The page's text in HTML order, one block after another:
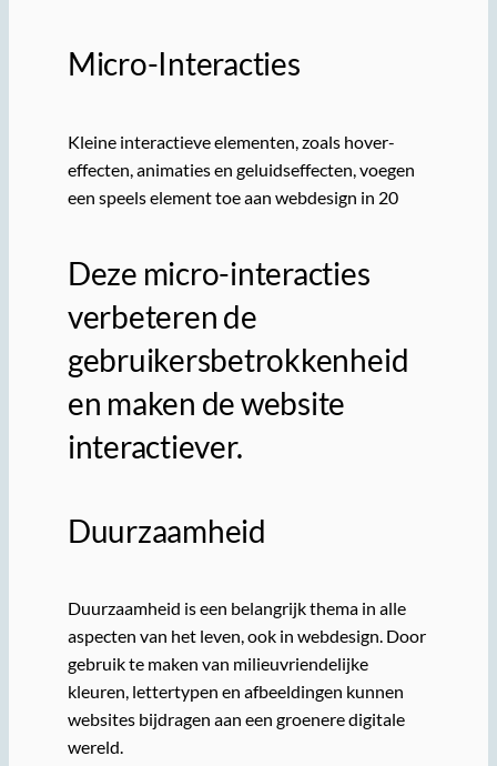
Micro-Interacties
Kleine interactieve elementen, zoals hover-
effecten, animaties en geluidseffecten, voegen
een speels element toe aan webdesign in 20
Deze micro-interacties
verbeteren de
gebruikersbetrokkenheid
en maken de website
interactiever.
Duurzaamheid
Duurzaamheid is een belangrijk thema in alle
aspecten van het leven, ook in webdesign. Door
gebruik te maken van milieuvriendelijke
kleuren, lettertypen en afbeeldingen kunnen
websites bijdragen aan een groenere digitale
wereld.